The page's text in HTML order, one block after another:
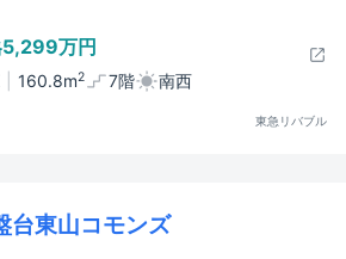
5,299万円
160.8m2 7階 南西
東急リバブル
台東山コモンズ